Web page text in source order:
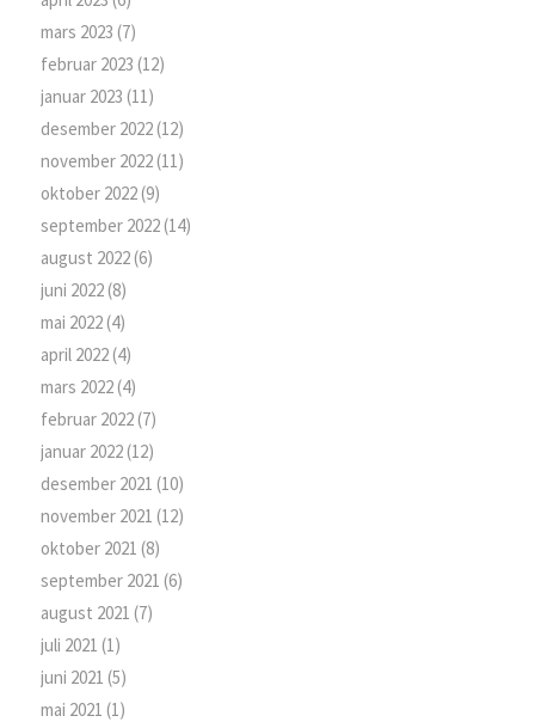
mars 2023 (7)
februar 2023 (12)
januar 2023 (11)
desember 2022(12)
november 2022(11)
oktober 2022(9)
september 2022(14)
august 2022(6)
juni 2022(8)
mai 2022(4)
april 2022(4)
mars 2022(4)
februar 2022(7)
januar 2022(12)
desember 2021 (10)
november 2021 (12)
oktober 2021 (8)
september 2021 (6)
august 2021 (7)
juli 2021 (1)
juni 2021 (5)
mai 2021 (1)